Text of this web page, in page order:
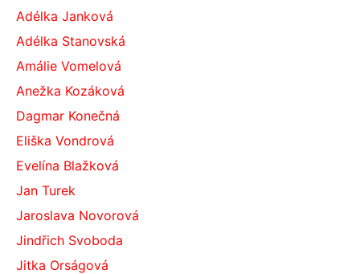
Adélka Janková
Adélka Stanovská
Amálie Vomelová
Anežka Kozáková
Dagmar Konečná
Eliška Vondrová
Evelína Blažková
Jan Turek
Jaroslava Novorová
Jindřich Svoboda
Jitka Orságová